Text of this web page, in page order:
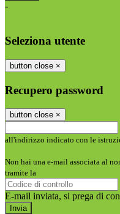
-
Seleziona utente
button close ×
Recupero password
button close ×
all'indirizzo indicato con le
Non hai una e-mail associata al
tramite la
E-mail inviata, si prega di